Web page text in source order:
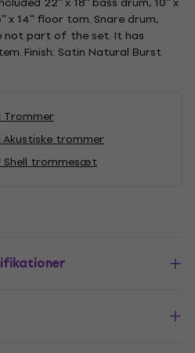
x 14'' floor tom. Snare drum,
not part of the set. It has
Finish: Satin Natural Burst
Trommer
Akustiske trommer
Shell trommesæt